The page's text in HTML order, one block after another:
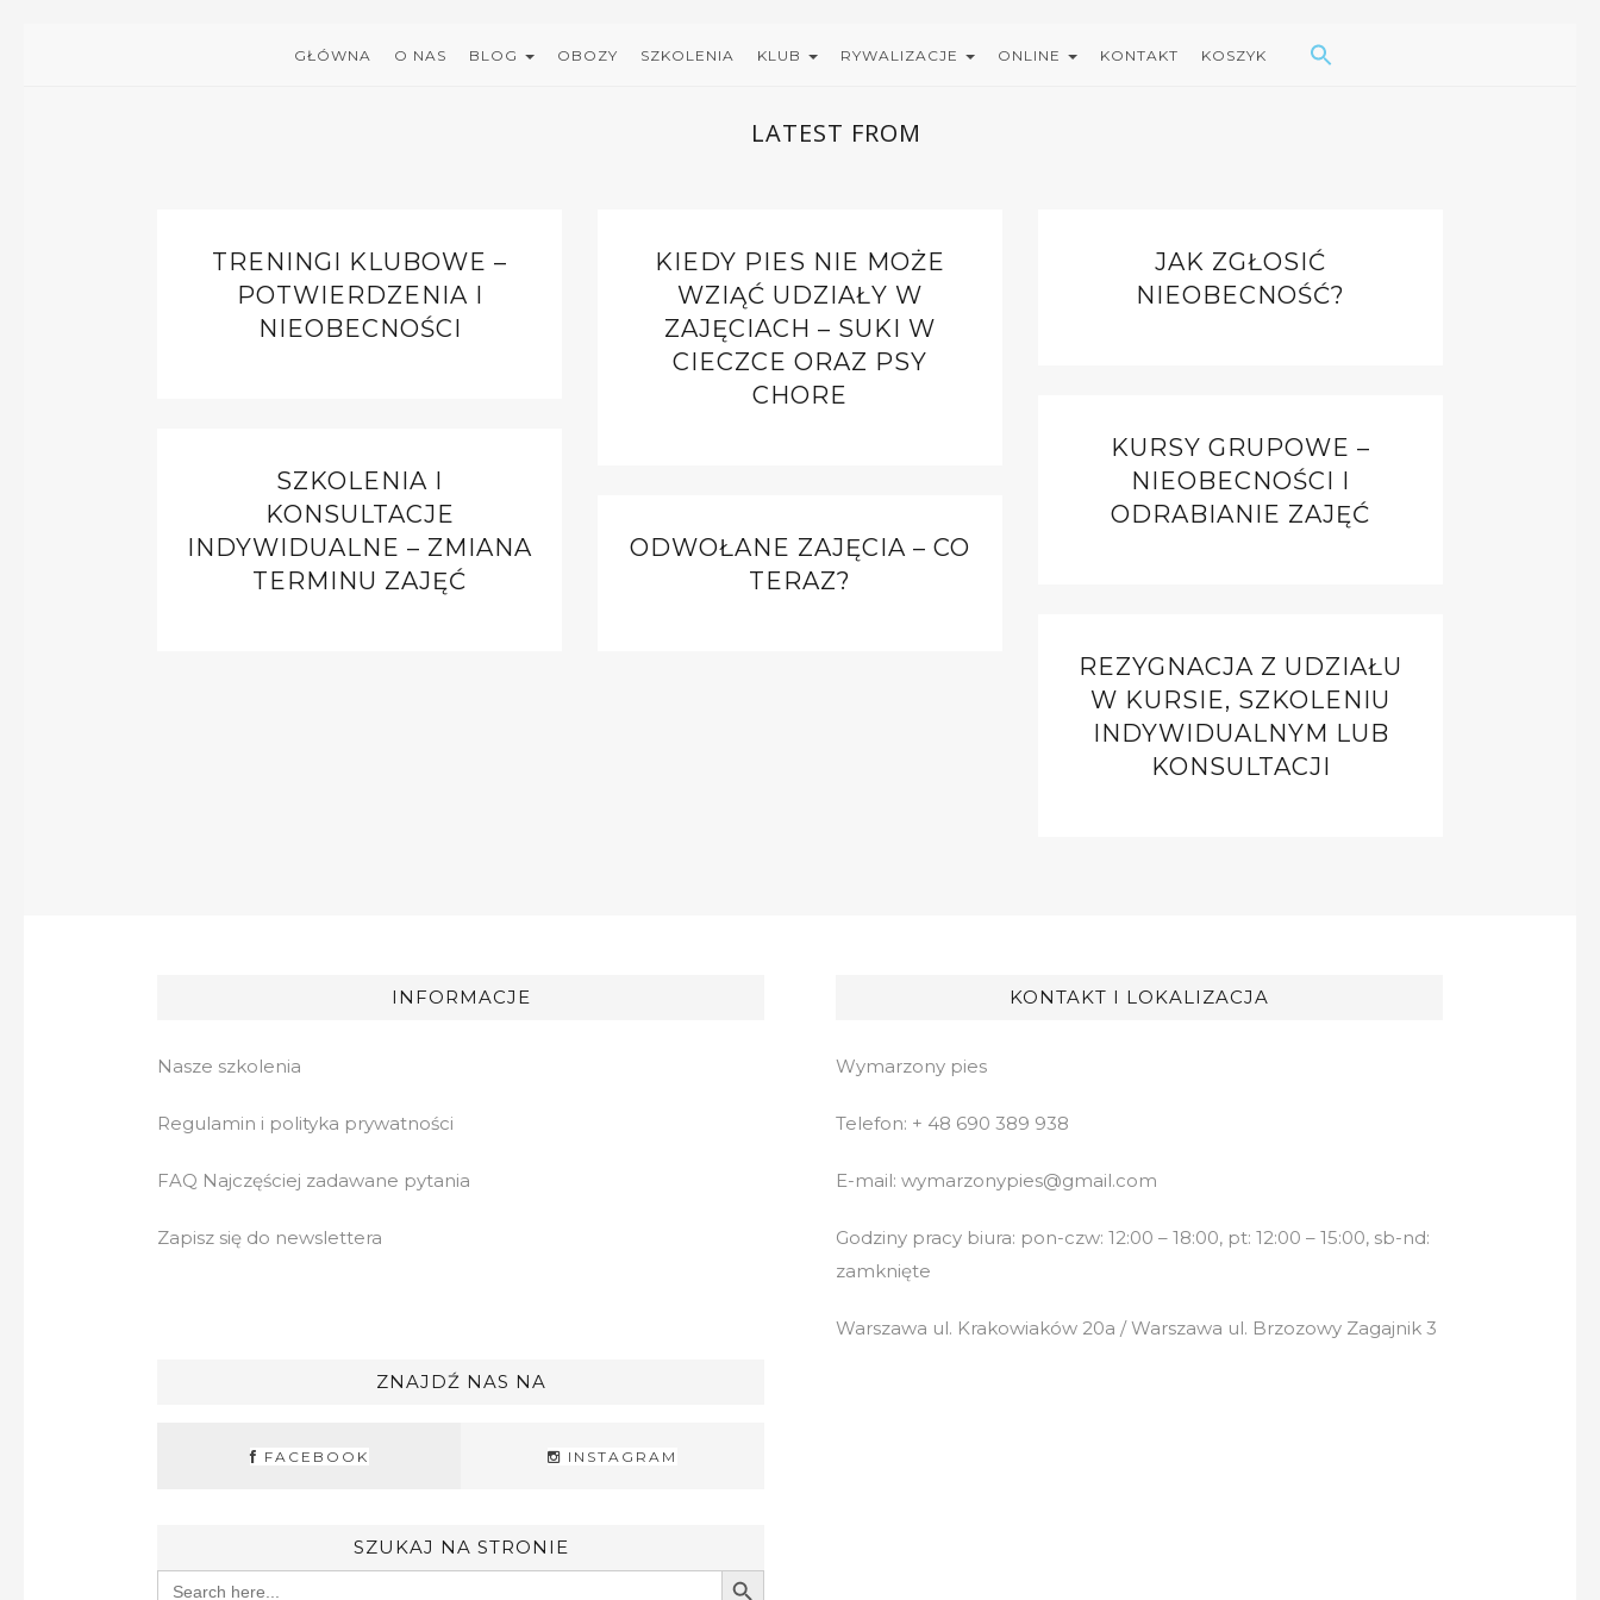
GŁÓWNA O NAS BLOG OBOZY SZKOLENIA KLUB RYWALIZACJE ONLINE KONTAKT KOSZYK
Search
for:
LATEST FROM
TRENINGI KLUBOWE –
POTWIERDZENIA I
NIEOBECNOŚCI
KIEDY PIES NIE MOŻE
WZIĄĆ UDZIAŁY W
ZAJĘCIACH – SUKI W
CIECZCE ORAZ PSY
CHORE
JAK ZGŁOSIĆ
NIEOBECNOŚĆ?
KURSY GRUPOWE –
NIEOBECNOŚCI I
ODRABIANIE ZAJĘĆ
SZKOLENIA I
KONSULTACJE
INDYWIDUALNE – ZMIANA
TERMINU ZAJĘĆ
ODWOŁANE ZAJĘCIA – CO
TERAZ?
REZYGNACJA Z UDZIAŁU
W KURSIE, SZKOLENIU
INDYWIDUALNYM LUB
KONSULTACJI
INFORMACJE
Nasze szkolenia
Regulamin i polityka prywatności
FAQ Najczęściej zadawane pytania
Zapisz się do newslettera
ZNAJDŹ NAS NA
FACEBOOK INSTAGRAM
SZUKAJ NA STRONIE
Search
Search Button
KONTAKT I LOKALIZACJA
Wymarzony pies
Telefon: + 48 690 389 938
E-mail: wymarzonypies@gmail.com
Godziny pracy biura: pon-czw: 12:00 – 18:00, pt: 12:00 – 15:00, sb-nd:
zamknięte
Warszawa ul. Krakowiaków 20a / Warszawa ul. Brzozowy Zagajnik 3